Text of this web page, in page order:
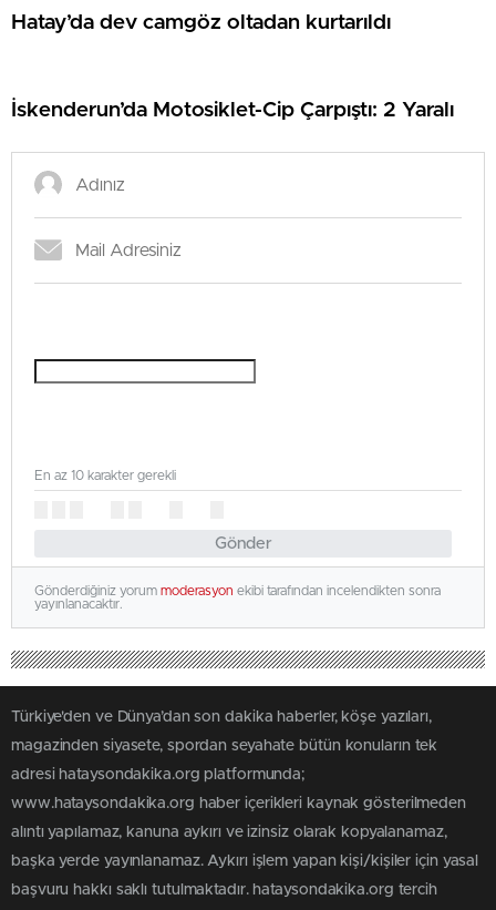
Hatay’da dev camgöz oltadan kurtarıldı
İskenderun’da Motosiklet-Cip Çarpıştı: 2 Yaralı
Gönder
En az 10 karakter gerekli
Gönderdiğiniz yorum moderasyon ekibi tarafından incelendikten sonra
yayınlanacaktır.
Türkiye'den ve Dünya’dan son dakika haberler, köşe yazıları,
magazinden siyasete, spordan seyahate bütün konuların tek
adresi hataysondakika.org platformunda;
www.hataysondakika.org haber içerikleri kaynak gösterilmeden
alıntı yapılamaz, kanuna aykırı ve izinsiz olarak kopyalanamaz,
başka yerde yayınlanamaz. Aykırı işlem yapan kişi/kişiler için yasal
başvuru hakkı saklı tutulmaktadır. hataysondakika.org tercih